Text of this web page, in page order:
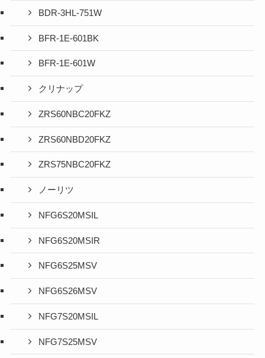
BDR-3HL-751W
BFR-1E-601BK
BFR-1E-601W
クリナップ
ZRS60NBC20FKZ
ZRS60NBD20FKZ
ZRS75NBC20FKZ
ノーリツ
NFG6S20MSIL
NFG6S20MSIR
NFG6S25MSV
NFG6S26MSV
NFG7S20MSIL
NFG7S25MSV